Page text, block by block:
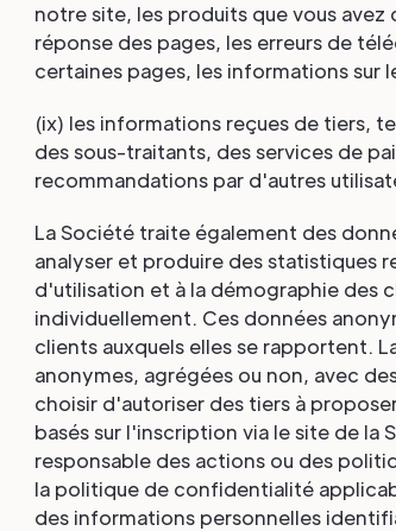
notre site, les produits que vous
réponse des pages, les erreurs de
certaines pages, les informations sur
(ix) les informations reçues de tiers,
des sous-traitants, des services de
recommandations par d'autres
La Société traite également des
analyser et produire des statistiques
d'utilisation et à la démographie des
individuellement. Ces données
clients auxquels elles se rapportent.
anonymes, agrégées ou non, avec
choisir d'autoriser des tiers à
basés sur l'inscription via le site de la
responsable des actions ou des
la politique de confidentialité
des informations personnelles